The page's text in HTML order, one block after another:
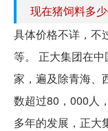
现在猪饲料多
具体价格不详，不
等。 正大集团在
家，遍及除青海、
数超过80，000人
多年的发展，正大